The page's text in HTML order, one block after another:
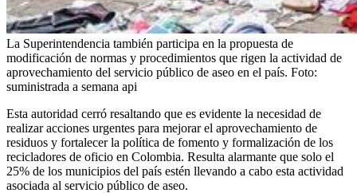
La Superintendencia también participa en la propuesta de
modificación de normas y procedimientos que rigen la actividad de
aprovechamiento del servicio público de aseo en el país. Foto:
suministrada a semana api
Esta autoridad cerró resaltando que es evidente la necesidad de
realizar acciones urgentes para mejorar el aprovechamiento de
residuos y fortalecer la política de fomento y formalización de los
recicladores de oficio en Colombia. Resulta alarmante que solo el
25% de los municipios del país estén llevando a cabo esta actividad
asociada al servicio público de aseo.